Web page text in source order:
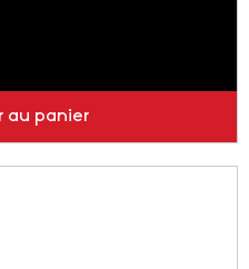
au panier